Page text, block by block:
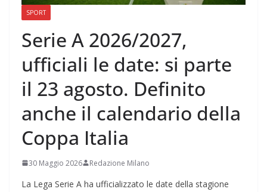
SPORT
Serie A 2026/2027,
ufficiali le date: si parte
il 23 agosto. Definito
anche il calendario della
Coppa Italia
30 Maggio 2026 Redazione Milano
La Lega Serie A ha ufficializzato le date della stagione